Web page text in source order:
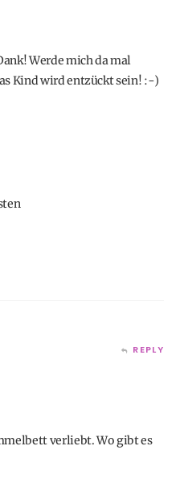
Werde mich da mal
Kind wird entzückt sein! :-)
REPLY
verliebt. Wo gibt es